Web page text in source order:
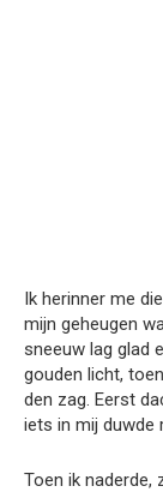
Ik herinner me
mijn geheugen
sneeuw lag glad
gouden licht,
den zag. Eerst
iets in mij duwde
Toen ik naderde,